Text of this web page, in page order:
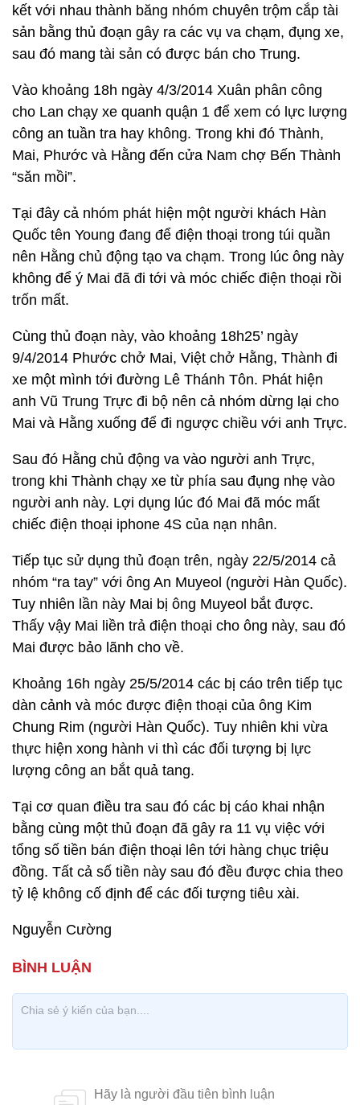
kết với nhau thành băng nhóm chuyên trộm cắp tài
sản bằng thủ đoạn gây ra các vụ va chạm, đụng xe,
sau đó mang tài sản có được bán cho Trung.
Vào khoảng 18h ngày 4/3/2014 Xuân phân công
cho Lan chạy xe quanh quận 1 để xem có lực lượng
công an tuần tra hay không. Trong khi đó Thành,
Mai, Phước và Hằng đến cửa Nam chợ Bến Thành
“săn mồi”.
Tại đây cả nhóm phát hiện một người khách Hàn
Quốc tên Young đang để điện thoại trong túi quần
nên Hằng chủ động tạo va chạm. Trong lúc ông này
không để ý Mai đã đi tới và móc chiếc điện thoại rồi
trốn mất.
Cùng thủ đoạn này, vào khoảng 18h25’ ngày
9/4/2014 Phước chở Mai, Việt chở Hằng, Thành đi
xe một mình tới đường Lê Thánh Tôn. Phát hiện
anh Vũ Trung Trực đi bộ nên cả nhóm dừng lại cho
Mai và Hằng xuống để đi ngược chiều với anh Trực.
Sau đó Hằng chủ động va vào người anh Trực,
trong khi Thành chạy xe từ phía sau đụng nhẹ vào
người anh này. Lợi dụng lúc đó Mai đã móc mất
chiếc điện thoại iphone 4S của nạn nhân.
Tiếp tục sử dụng thủ đoạn trên, ngày 22/5/2014 cả
nhóm “ra tay” với ông An Muyeol (người Hàn Quốc).
Tuy nhiên lần này Mai bị ông Muyeol bắt được.
Thấy vậy Mai liền trả điện thoại cho ông này, sau đó
Mai được bảo lãnh cho về.
Khoảng 16h ngày 25/5/2014 các bị cáo trên tiếp tục
dàn cảnh và móc được điện thoại của ông Kim
Chung Rim (người Hàn Quốc). Tuy nhiên khi vừa
thực hiện xong hành vi thì các đối tượng bị lực
lượng công an bắt quả tang.
Tại cơ quan điều tra sau đó các bị cáo khai nhận
bằng cùng một thủ đoạn đã gây ra 11 vụ việc với
tổng số tiền bán điện thoại lên tới hàng chục triệu
đồng. Tất cả số tiền này sau đó đều được chia theo
tỷ lệ không cố định để các đối tượng tiêu xài.
Nguyễn Cường